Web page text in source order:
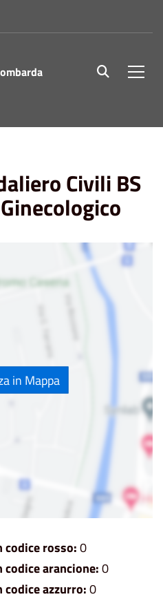
site.searc
Civili BS
in Mappa
codice rosso:0
arancione:0
codice azzurro:0